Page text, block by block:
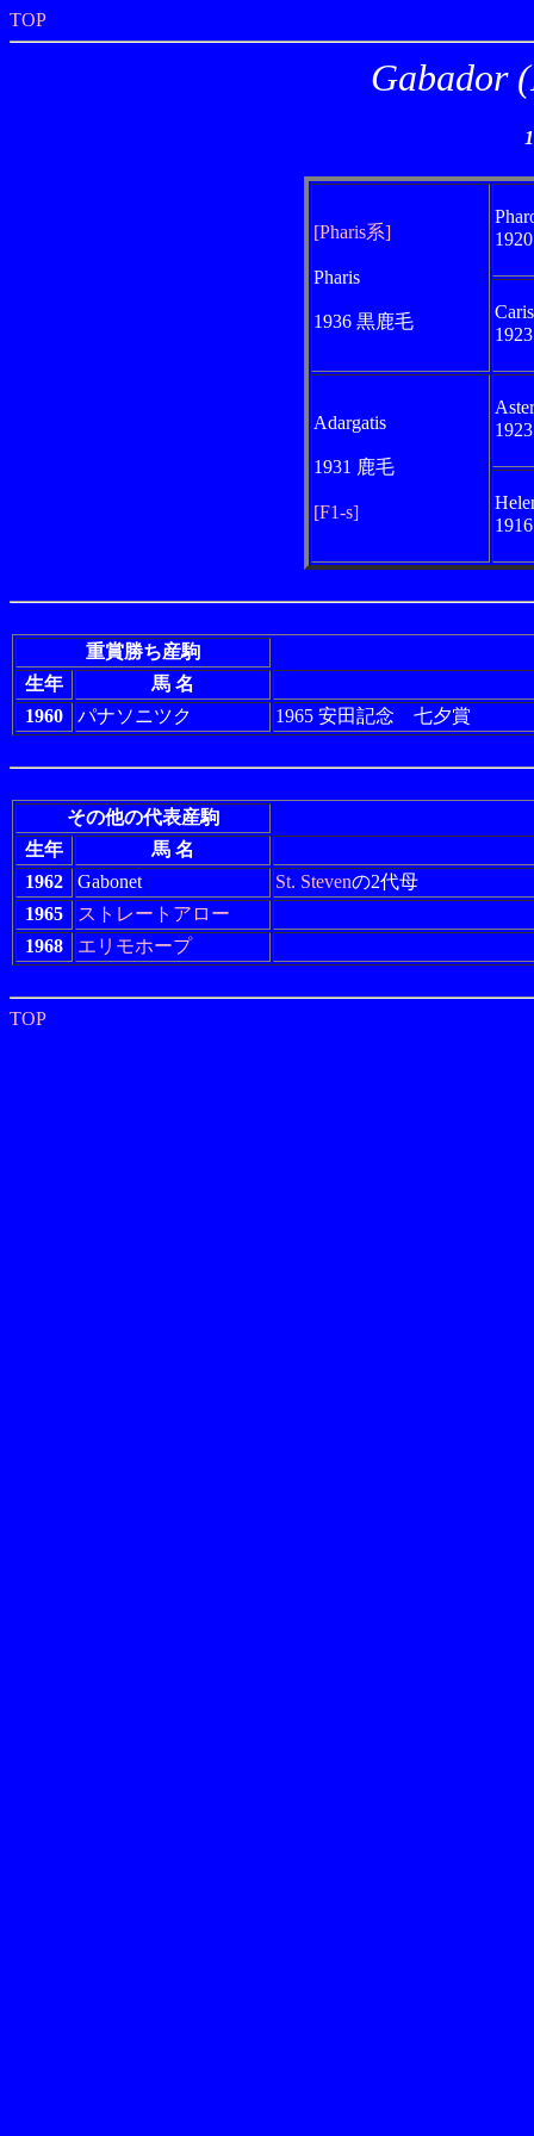
TOP
Gabador
[Pharis系]
Pharis
1936 黒鹿毛
Adargatis
1931 鹿毛
[F1-s]
重賞勝ち産駒
生年
馬 名
1960
パナソニツク 1965 安田記念 七夕賞
その他の代表産駒
生年
馬 名
1962
Gabonet St. Stevenの2代母
1965
ストレートアロー
1968
エリモホープ
TOP